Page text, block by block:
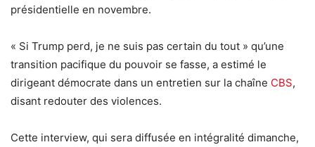
présidentielle en novembre.
« Si Trump perd, je ne suis pas certain du tout » qu’une
transition pacifique du pouvoir se fasse, a estimé le
dirigeant démocrate dans un entretien sur la chaîne CBS,
disant redouter des violences.
Cette interview, qui sera diffusée en intégralité dimanche,